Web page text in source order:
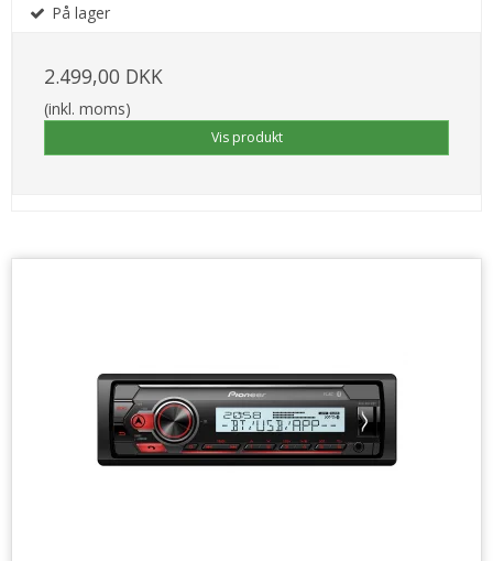
På lager
2.499,00 DKK
(inkl. moms)
Vis produkt